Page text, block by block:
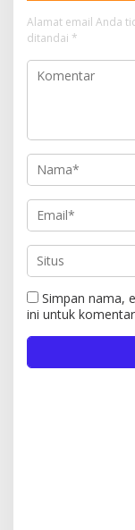
Alamat email Anda
ditandai *
Simpan nama,
ini untuk